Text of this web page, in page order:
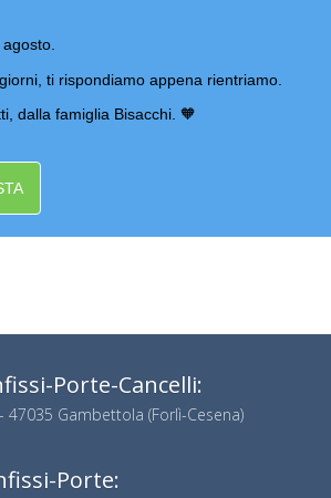
ti rispondiamo appena rientriamo.
dalla famiglia Bisacchi. 🧡
Porte-Cancelli:
47035 Gambettola (Forlì-Cesena)
Porte: